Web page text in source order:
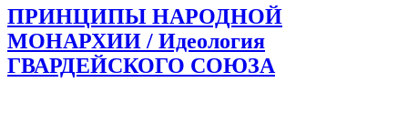
ПРИНЦИПЫ НАРОДНОЙ
МОНАРХИИ / Идеология
ГВАРДЕЙСКОГО СОЮЗА